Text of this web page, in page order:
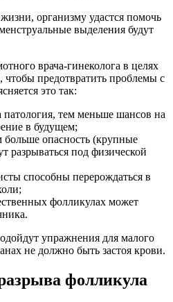
организму удастся помочь
выделения будут
врача-гинеколога в целях
предотвратить проблемы с
это так:
патология, тем меньше шансов на
в будущем;
больше опасность (крупные
разрываться под физической
способны перерождаться в
фолликулах может
упражнения для малого
не должно быть застоя крови.
фолликула